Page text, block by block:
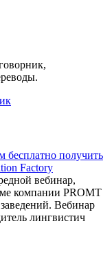
бесплатно получить
Factory
вебинар,
компании PROMT
Вебинар
лингвистич